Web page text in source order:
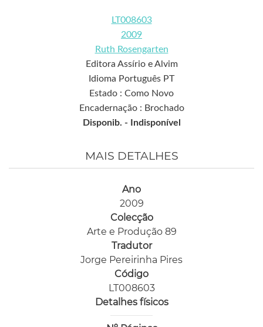
LT008603
2009
Ruth Rosengarten
Editora Assírio e Alvim
Idioma Português PT
Estado : Como Novo
Encadernação : Brochado
Disponib. -
Indisponível
MAIS DETALHES
Ano
2009
Colecção
Arte e Produção 89
Tradutor
Jorge Pereirinha Pires
Código
LT008603
Detalhes físicos